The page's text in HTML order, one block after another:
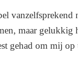
vanzelfsprekend
maar gelukkig
gehad om mij op